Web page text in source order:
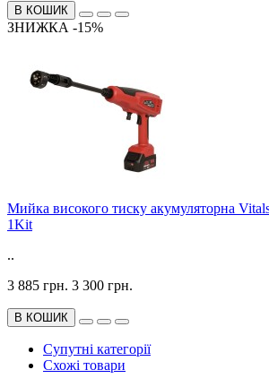
В КОШИК
ЗНИЖКА -15%
Мийка високого тиску акумуляторна
1Kit
..
3 885 грн. 3 300 грн.
В КОШИК
Супутні категорії
Схожі товари